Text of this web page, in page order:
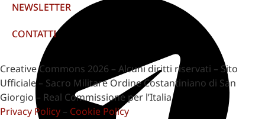
NEWSLETTER
CONTATTI
Creative Commons 2026 – Alcuni diritti riservati – Sito
Ufficiale – Sacro Militare Ordine Costantiniano di San
Giorgio – Real Commissione per l’Italia
Privacy Policy – Cookie Policy